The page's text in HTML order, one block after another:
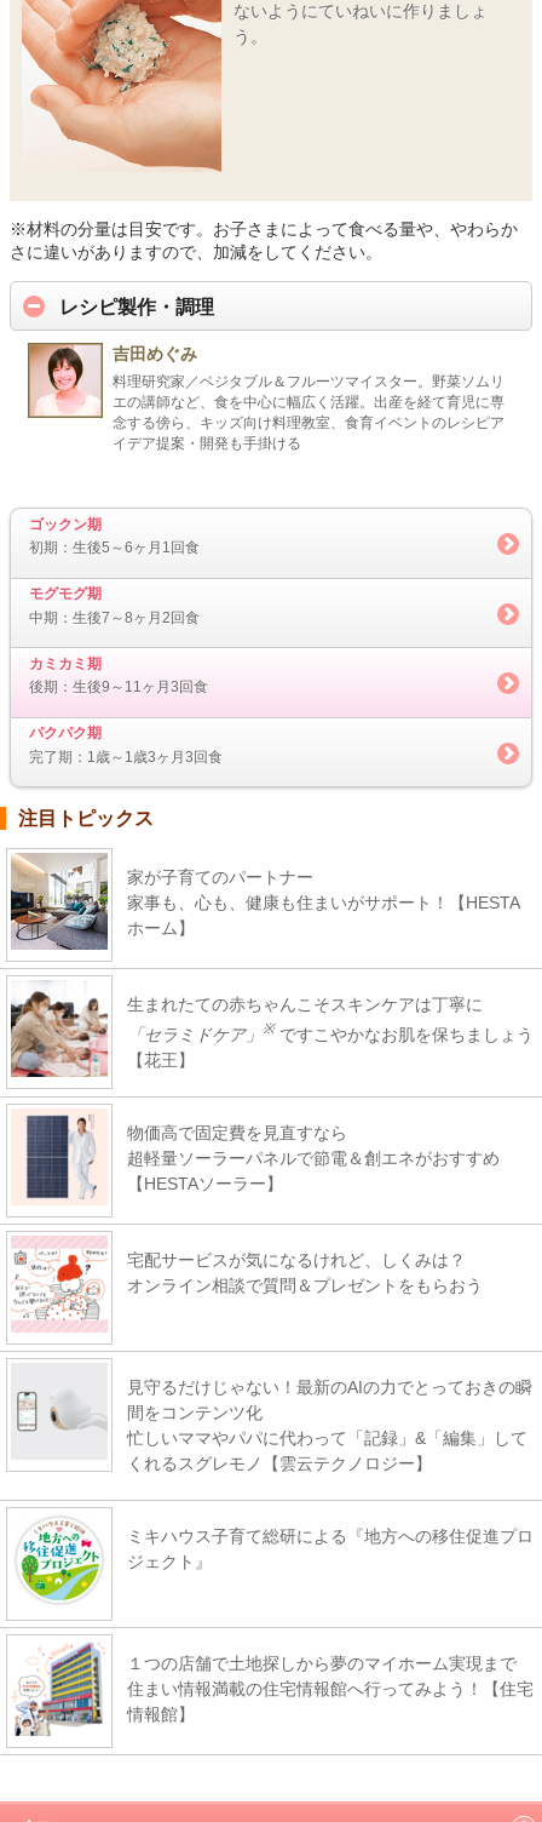
ないようにていねいに作りましょ
う。
※材料の分量は目安です。お子さまによって食べる量や、やわらか
さに違いがありますので、加減をしてください。
レシピ製作・調理
吉田めぐみ
料理研究家／ベジタブル＆フルーツマイスター。野菜ソムリ
エの講師など、食を中心に幅広く活躍。出産を経て育児に専
念する傍ら、キッズ向け料理教室、食育イベントのレシピア
イデア提案・開発も手掛ける
ゴックン期
初期：生後5～6ヶ月1回食
モグモグ期
中期：生後7～8ヶ月2回食
カミカミ期
後期：生後9～11ヶ月3回食
パクパク期
完了期：1歳～1歳3ヶ月3回食
注目トピックス
家が子育てのパートナー
家事も、心も、健康も住まいがサポート！【HESTA
ホーム】
生まれたての赤ちゃんこそスキンケアは丁寧に
「セラミドケア」
※ ですこやかなお肌を保ちましょう
【花王】
物価高で固定費を見直すなら
超軽量ソーラーパネルで節電＆創エネがおすすめ
【HESTAソーラー】
宅配サービスが気になるけれど、しくみは？
オンライン相談で質問＆プレゼントをもらおう
見守るだけじゃない！最新のAIの力でとっておきの瞬
間をコンテンツ化
忙しいママやパパに代わって「記録」&「編集」して
くれるスグレモノ【雲云テクノロジー】
ミキハウス子育て総研による『地方への移住促進プロ
ジェクト』
１つの店舗で土地探しから夢のマイホーム実現まで
住まい情報満載の住宅情報館へ行ってみよう！【住宅
情報館】